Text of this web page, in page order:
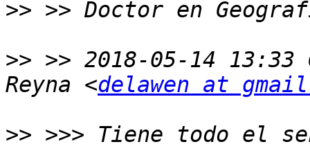
>>
>> >> 2018-05-14 13:33
Reyna <delawen at
>>